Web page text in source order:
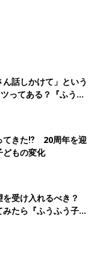
ん話しかけて」という
ってある？『ふうふ
てきた⁉ 20周年を迎
どもの変化
受け入れるべき？
たら『ふうふう子育